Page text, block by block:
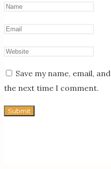
Save my name, email,
the next time I comment.